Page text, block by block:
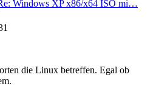
Windows XP x86/x64 ISO mi…
die Linux betreffen. Egal ob